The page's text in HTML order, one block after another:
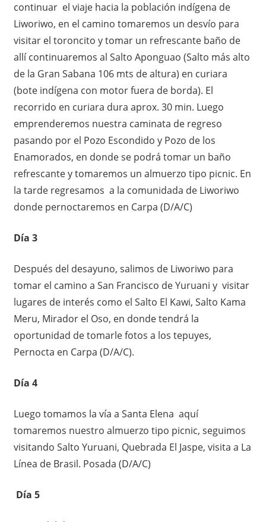
continuar el viaje hacia la población indígena de
Liworiwo, en el camino tomaremos un desvío para
visitar el toroncito y tomar un refrescante baño de
allí continuaremos al Salto Aponguao (Salto más alto
de la Gran Sabana 106 mts de altura) en curiara
(bote indígena con motor fuera de borda). El
recorrido en curiara dura aprox. 30 min. Luego
emprenderemos nuestra caminata de regreso
pasando por el Pozo Escondido y Pozo de los
Enamorados, en donde se podrá tomar un baño
refrescante y tomaremos un almuerzo tipo picnic. En
la tarde regresamos a la comunidada de Liworiwo
donde pernoctaremos en Carpa (D/A/C)
Día 3
Después del desayuno, salimos de Liworiwo para
tomar el camino a San Francisco de Yuruani y visitar
lugares de interés como el Salto El Kawi, Salto Kama
Meru, Mirador el Oso, en donde tendrá la
oportunidad de tomarle fotos a los tepuyes,
Pernocta en Carpa (D/A/C).
Día 4
Luego tomamos la vía a Santa Elena aquí
tomaremos nuestro almuerzo tipo picnic, seguimos
visitando Salto Yuruani, Quebrada El Jaspe, visita a La
Línea de Brasil. Posada (D/A/C)
Día 5